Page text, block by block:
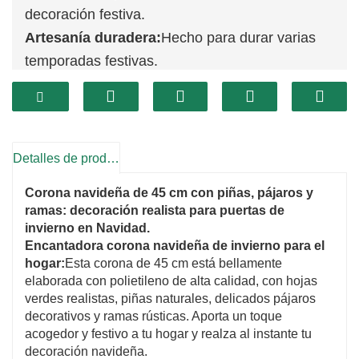
decoración festiva.
Artesanía duradera:Hecho para durar varias
temporadas festivas.
Detalles de producto
Corona navideña de 45 cm con piñas, pájaros y
ramas: decoración realista para puertas de
invierno en Navidad.
Encantadora corona navideña de invierno para el
hogar:Esta corona de 45 cm está bellamente
elaborada con polietileno de alta calidad, con hojas
verdes realistas, piñas naturales, delicados pájaros
decorativos y ramas rústicas. Aporta un toque
acogedor y festivo a tu hogar y realza al instante tu
decoración navideña.